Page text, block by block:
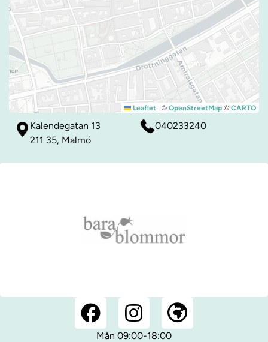
Leaflet | © OpenStreetMap © CARTO
Kalendegatan 13
211 35, Malmö
040233240
Mån 09:00-18:00